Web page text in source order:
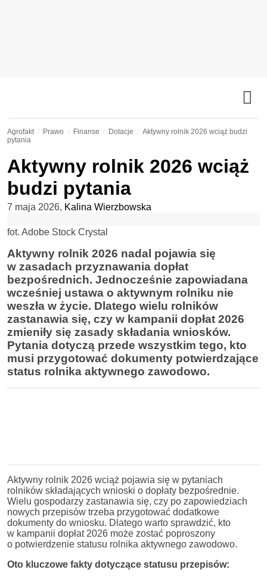
Agrofakt Prawo Finanse Dotacje
Aktywny rolnik 2026 wciąż budzi
pytania
Aktywny rolnik 2026 wciąż
budzi pytania
7 maja 2026, Kalina Wierzbowska
fot. Adobe Stock Crystal
Aktywny rolnik 2026 nadal pojawia się
w zasadach przyznawania dopłat
bezpośrednich. Jednocześnie zapowiadana
wcześniej ustawa o aktywnym rolniku nie
weszła w życie. Dlatego wielu rolników
zastanawia się, czy w kampanii dopłat 2026
zmieniły się zasady składania wniosków.
Pytania dotyczą przede wszystkim tego, kto
musi przygotować dokumenty potwierdzające
status rolnika aktywnego zawodowo.
Aktywny rolnik 2026 wciąż pojawia się w pytaniach
rolników składających wnioski o dopłaty bezpośrednie.
Wielu gospodarzy zastanawia się, czy po zapowiedziach
nowych przepisów trzeba przygotować dodatkowe
dokumenty do wniosku. Dlatego warto sprawdzić, kto
w kampanii dopłat 2026 może zostać poproszony
o potwierdzenie statusu rolnika aktywnego zawodowo.
Oto kluczowe fakty dotyczące statusu przepisów: